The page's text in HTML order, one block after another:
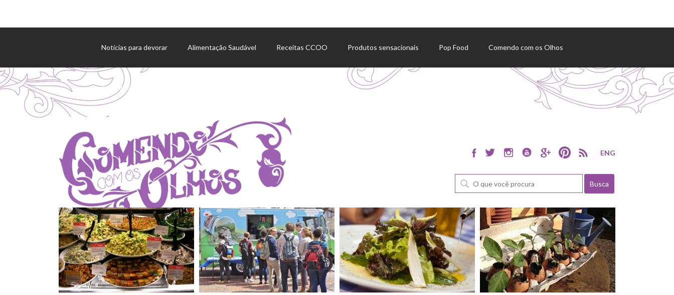
Notícias para devorar Alimentação Saudável Receitas CCOO Produtos sensacionais Pop Food Comendo com os Olhos
Agenda de eventos
ENG